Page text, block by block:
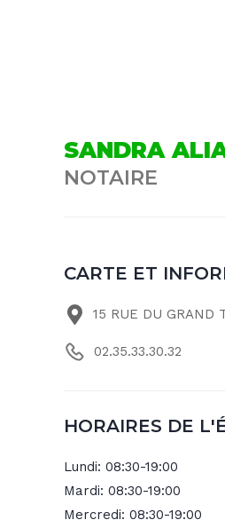
SANDRA
NOTAIRE
CARTE ET
15 RUE DU GRAND
02.35.33.30.32
HORAIRES DE
Lundi: 08:30-19:00
Mardi: 08:30-19:00
Mercredi: 08:30-19:00